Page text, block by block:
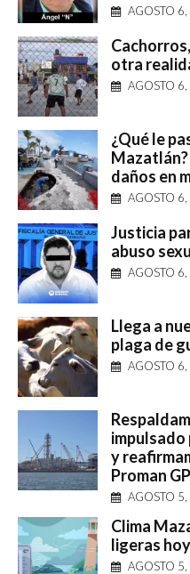
AGOSTO
otra
AGOSTO
¿Qué le
daños en
AGOSTO
Justicia
abuso
AGOSTO
Llega a
plaga de
AGOSTO
impulsado
y
Proman
AGOSTO
Clima
ligeras hoy
AGOSTO